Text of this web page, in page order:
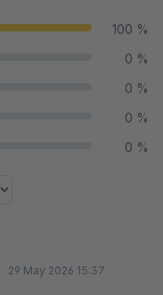
100 %
0 %
0 %
0 %
0 %
29 May 2026 15:37